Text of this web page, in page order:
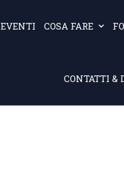
EVENTI COSA FARE
CONTATTI &